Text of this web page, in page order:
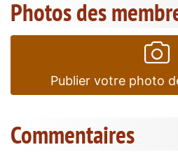
Photos des
Publier votre photo
Commentaires